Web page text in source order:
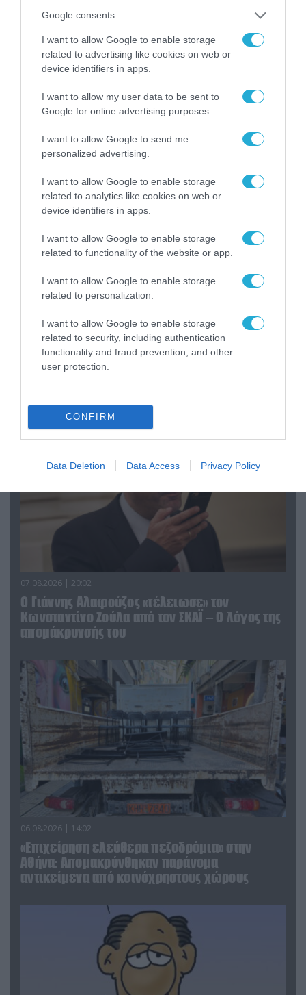
Google consents
I want to allow Google to enable storage
related to advertising like cookies on web or
device identifiers in apps.
I want to allow my user data to be sent to
Google for online advertising purposes.
I want to allow Google to send me
personalized advertising.
I want to allow Google to enable storage
related to analytics like cookies on web or
device identifiers in apps.
I want to allow Google to enable storage
related to functionality of the website or app.
I want to allow Google to enable storage
related to personalization.
I want to allow Google to enable storage
related to security, including authentication
functionality and fraud prevention, and other
user protection.
CONFIRM
Data Deletion Data Access Privacy Policy
07.08.2026 | 02:02
αποσπάσουμε τους Σέρβους από το
στρατόπεδο της Ρωσίας»
Οι ρωσικές δυνάμεις απέχουν μόλις 5 χλμ.
από Σλαβιάνσκ και Κραματόρσκ στο Ντονέτσκ
07.08.2026 | 20:02
Ο Γιάννης Αλαφούζος «τέλειωσε» τον
Κωνσταντίνο Ζούλα από τον ΣΚΑΪ – Ο λόγος της
απομάκρυνσής του
06.08.2026 | 14:02
«Επιχείρηση ελεύθερα πεζοδρόμια» στην
Αθήνα: Απομακρύνθηκαν παράνομα
αντικείμενα από κοινόχρηστους χώρους